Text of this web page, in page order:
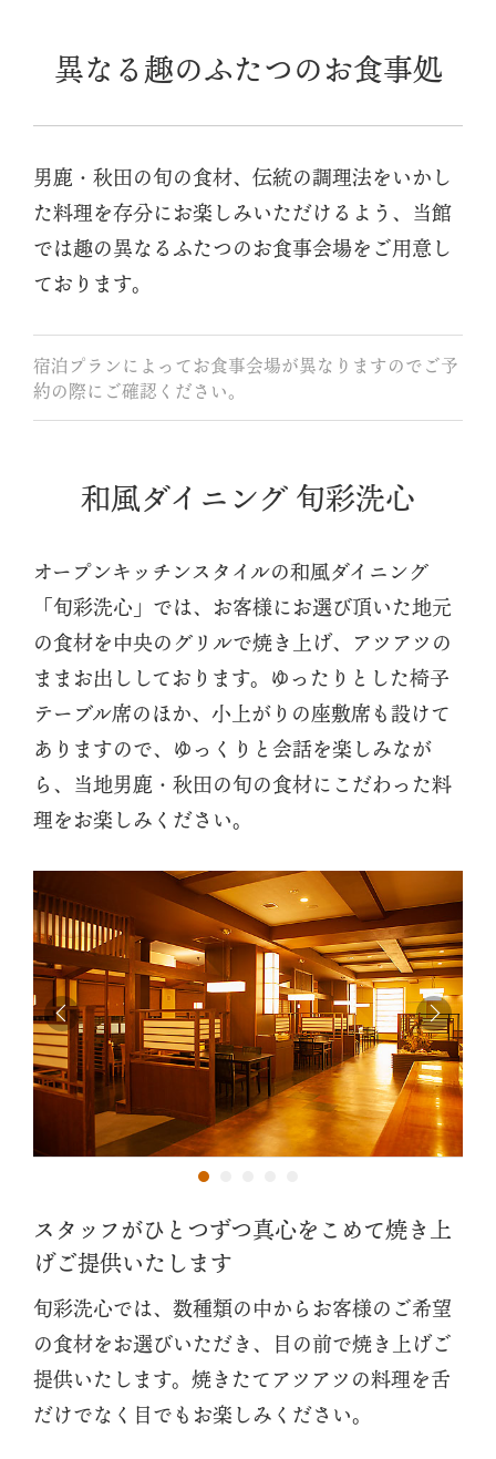
異なる趣のふたつのお食事処
男鹿・秋田の旬の食材、伝統の調理法をいかし
た料理を存分にお楽しみいただけるよう、当館
では趣の異なるふたつのお食事会場をご用意し
ております。
宿泊プランによってお食事会場が異なりますのでご予
約の際にご確認ください。
和風ダイニング 旬彩洗心
オープンキッチンスタイルの和風ダイニング
「旬彩洗心」では、お客様にお選び頂いた地元
の食材を中央のグリルで焼き上げ、アツアツの
ままお出ししております。ゆったりとした椅子
テーブル席のほか、小上がりの座敷席も設けて
ありますので、ゆっくりと会話を楽しみなが
ら、当地男鹿・秋田の旬の食材にこだわった料
理をお楽しみください。
スタッフがひとつずつ真心をこめて焼き上
げご提供いたします
旬彩洗心では、数種類の中からお客様のご希望
の食材をお選びいただき、目の前で焼き上げご
提供いたします。焼きたてアツアツの料理を舌
だけでなく目でもお楽しみください。